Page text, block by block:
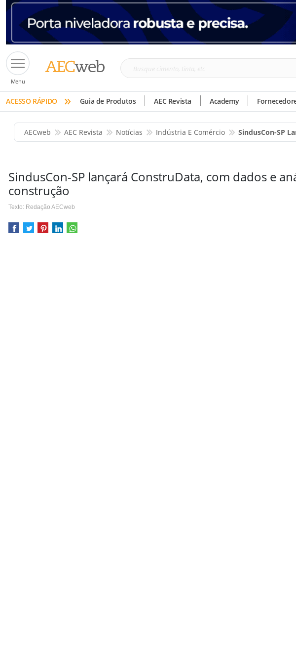
Menu
Busque
tinta,
etc
ACESSO RÁPIDO » Guia de Produtos AEC Revista Academy
AECweb AEC Revista Notícias Indústria E Comércio SindusCon-SP
SindusCon-SP lançará ConstruData, com dados e
construção
Texto: Redação AECweb